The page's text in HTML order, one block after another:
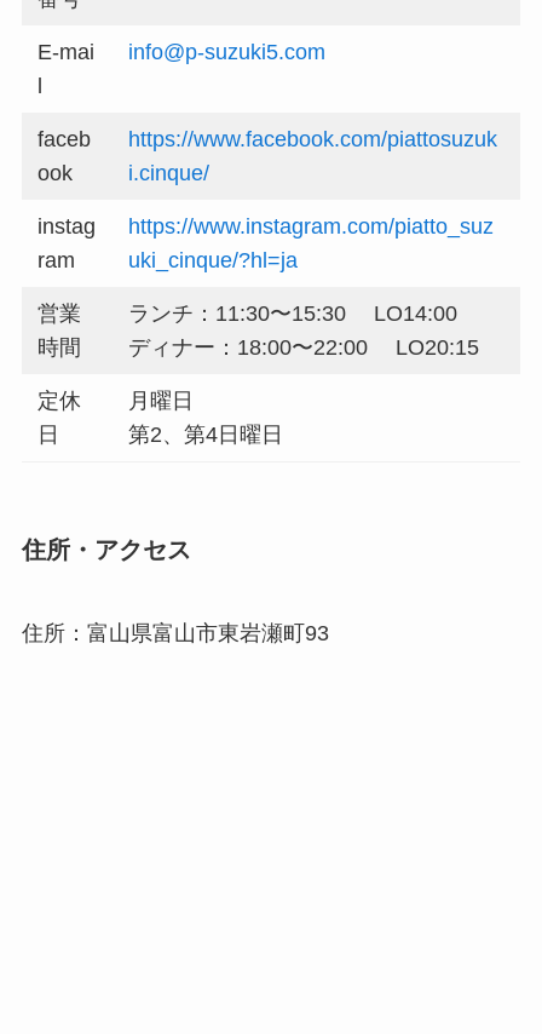
E-mai
l
info@p-suzuki5.com
faceb
ook
https://www.facebook.com/piattosuzuk
i.cinque/
instag
ram
https://www.instagram.com/piatto_suz
uki_cinque/?hl=ja
営業
時間
ランチ：11:30〜15:30 LO14:00
ディナー：18:00〜22:00 LO20:15
定休
日
月曜日
第2、第4日曜日
住所・アクセス
住所：富山県富山市東岩瀬町93